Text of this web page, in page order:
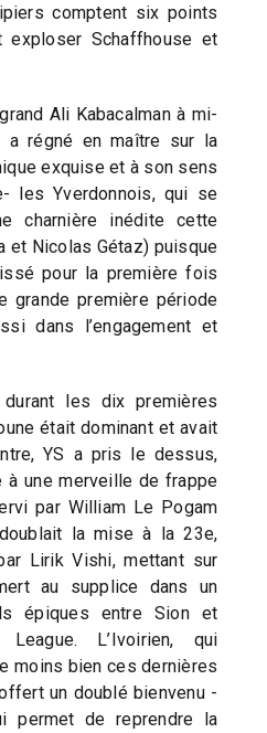
comptent six points
Schaffhouse et
Ali Kabacalman à mi-
a régné en maître sur la
exquise et à son sens
les Yverdonnois, qui se
charnière inédite cette
et Nicolas Gétaz) puisque
pour la première fois
grande première période
dans l’engagement et
les dix premières
était dominant et avait
YS a pris le dessus,
à une merveille de frappe
par William Le Pogam
la mise à la 23e,
Lirik Vishi, mettant sur
au supplice dans un
épiques entre Sion et
L’Ivoirien, qui
moins bien ces dernières
un doublé bienvenu -
permet de reprendre la